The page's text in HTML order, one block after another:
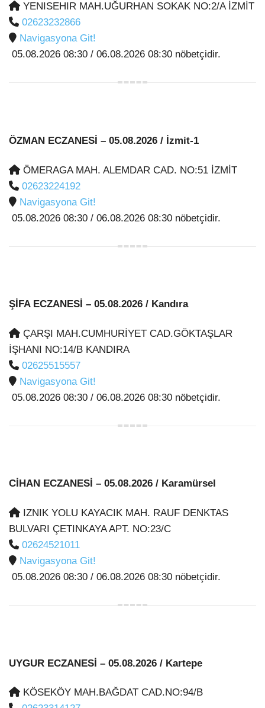
YENISEHIR MAH.UĞURHAN SOKAK NO:2/A İZMİT
02623232866
Navigasyona Git!
05.08.2026 08:30 / 06.08.2026 08:30 nöbetçidir.
ÖZMAN ECZANESİ – 05.08.2026 / İzmit-1
ÖMERAGA MAH. ALEMDAR CAD. NO:51 İZMİT
02623224192
Navigasyona Git!
05.08.2026 08:30 / 06.08.2026 08:30 nöbetçidir.
ŞİFA ECZANESİ – 05.08.2026 / Kandıra
ÇARŞI MAH.CUMHURİYET CAD.GÖKTAŞLAR
İŞHANI NO:14/B KANDIRA
02625515557
Navigasyona Git!
05.08.2026 08:30 / 06.08.2026 08:30 nöbetçidir.
CİHAN ECZANESİ – 05.08.2026 / Karamürsel
IZNIK YOLU KAYACIK MAH. RAUF DENKTAS
BULVARI ÇETINKAYA APT. NO:23/C
02624521011
Navigasyona Git!
05.08.2026 08:30 / 06.08.2026 08:30 nöbetçidir.
UYGUR ECZANESİ – 05.08.2026 / Kartepe
KÖSEKÖY MAH.BAĞDAT CAD.NO:94/B